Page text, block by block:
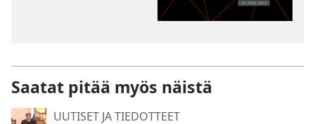
Saatat pitää myös näistä
UUTISET JA TIEDOTTEET